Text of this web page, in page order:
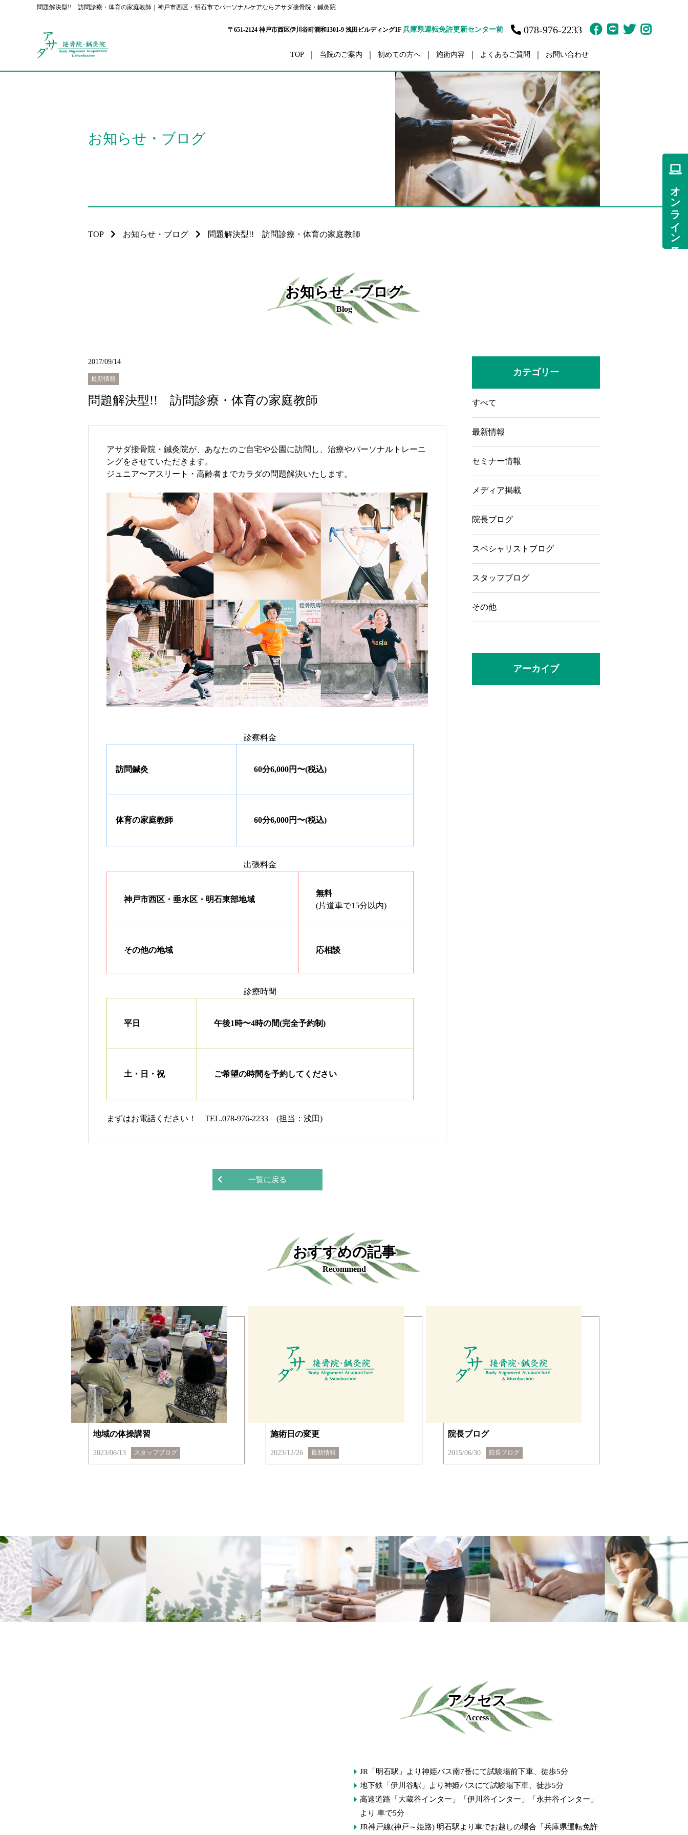
問題解決型!! 訪問診療・体育の家庭教師｜神戸市西区・明石市でパーソナルケアならアサダ接骨院・鍼灸院
〒651-2124 神戸市西区伊川谷町潤和1301-9 浅田ビルディング1F 兵庫県運転免許更新センター前 078-976-2233
TOP 当院のご案内 初めての方へ 施術内容
交通事故治療
ダイエット
五十肩・四十肩／肩こり
腰痛
膝痛
スポーツ外傷・障害
訪問鍼灸マッサージ
体育の家庭教師
よくあるご質問 お問い合わせ
お知らせ・ブログ
TOP お知らせ・ブログ 問題解決型!! 訪問診療・体育の家庭教師
お知らせ・ブログ
Blog
2017/09/14
最新情報
問題解決型!! 訪問診療・体育の家庭教師
アサダ接骨院・鍼灸院が、あなたのご自宅や公園に訪問し、治療やパーソナルトレーニ
ングをさせていただきます。
ジュニア〜アスリート・高齢者までカラダの問題解決いたします。
診察料金
訪問鍼灸 60分6,000円〜(税込)
体育の家庭教師 60分6,000円〜(税込)
出張料金
神戸市西区・垂水区・明石東部地域
無料
(片道車で15分以内)
その他の地域 応相談
診療時間
平日 午後1時〜4時の間(完全予約制)
土・日・祝 ご希望の時間を予約してください
まずはお電話ください！ TEL.078-976-2233 (担当：浅田)
一覧に戻る
カテゴリー
すべて
最新情報
セミナー情報
メディア掲載
院長ブログ
スペシャリストブログ
スタッフブログ
その他
アーカイブ
おすすめの記事
Recommend
地域の体操講習
2023/06/13 スタッフブログ
施術日の変更
2023/12/26 最新情報
院長ブログ
2015/06/30 院長ブログ
アクセス
Access
JR「明石駅」より神姫バス南7番にて試験場前下車、徒歩5分
地下鉄「伊川谷駅」より神姫バスにて試験場下車、徒歩5分
高速道路「大蔵谷インター」「伊川谷インター」「永井谷インター」
より 車で5分
JR神戸線(神戸～姫路) 明石駅より車でお越しの場合「兵庫県運転免許
オンライン予約